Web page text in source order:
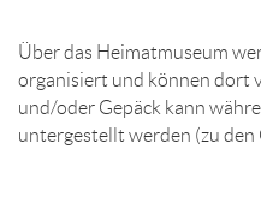
Über das Heimatmuseum
organisiert und können dort
und/oder Gepäck kann
untergestellt werden (zu den